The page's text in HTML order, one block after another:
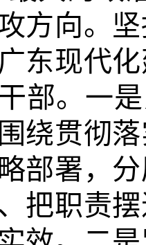
方向。
东现代
部。一
绕贯彻
部署，
把职责